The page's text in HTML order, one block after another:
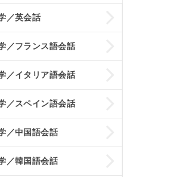
／英会話
／フランス語会話
／イタリア語会話
／スペイン語会話
／中国語会話
／韓国語会話